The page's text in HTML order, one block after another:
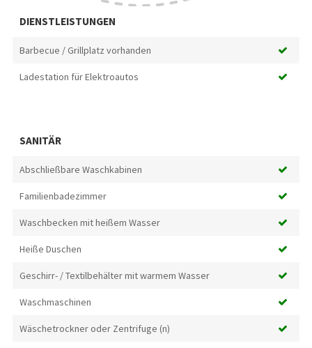
DIENSTLEISTUNGEN
Barbecue / Grillplatz vorhanden
Ladestation für Elektroautos
SANITÄR
Abschließbare Waschkabinen
Familienbadezimmer
Waschbecken mit heißem Wasser
Heiße Duschen
Geschirr- / Textilbehälter mit warmem Wasser
Waschmaschinen
Wäschetrockner oder Zentrifuge (n)